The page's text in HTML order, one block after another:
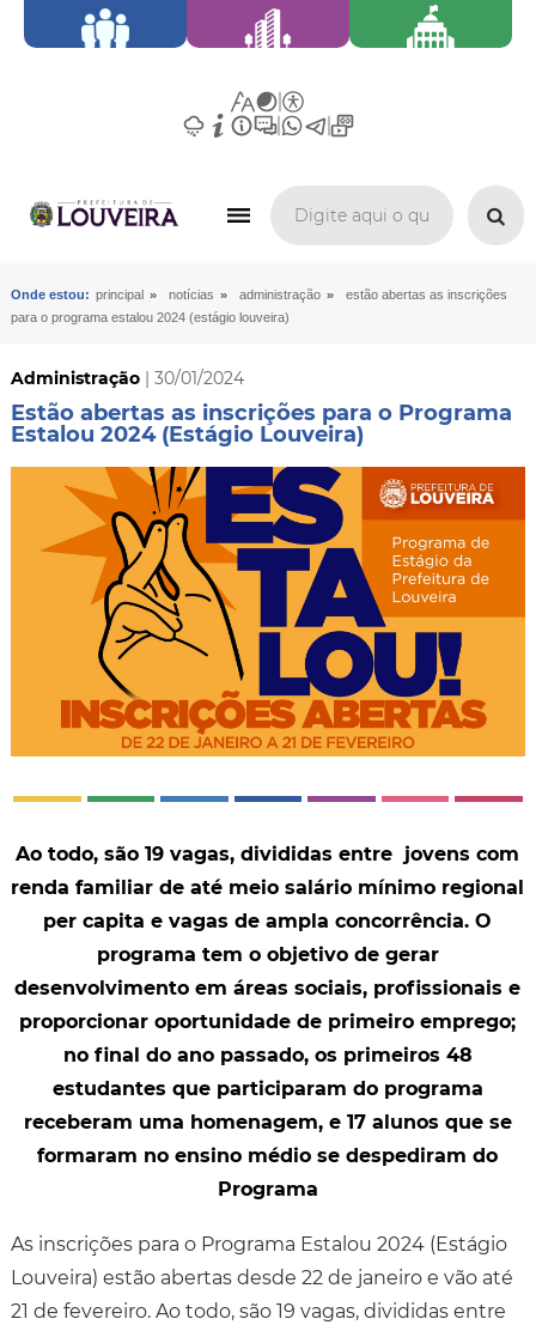
Onde estou: principal » notícias » administração »
estão abertas as inscrições
para o programa estalou 2024 (estágio louveira)
Administração| 30/01/2024
Estão abertas as inscrições para o Programa
Estalou 2024 (Estágio Louveira)
Ao todo, são 19 vagas, divididas entre jovens com
renda familiar de até meio salário mínimo regional
per capita e vagas de ampla concorrência. O
programa tem o objetivo de gerar
desenvolvimento em áreas sociais, profissionais e
proporcionar oportunidade de primeiro emprego;
no final do ano passado, os primeiros 48
estudantes que participaram do programa
receberam uma homenagem, e 17 alunos que se
formaram no ensino médio se despediram do
Programa
As inscrições para o Programa Estalou 2024 (Estágio
Louveira) estão abertas desde 22 de janeiro e vão até
21 de fevereiro. Ao todo, são 19 vagas, divididas entre